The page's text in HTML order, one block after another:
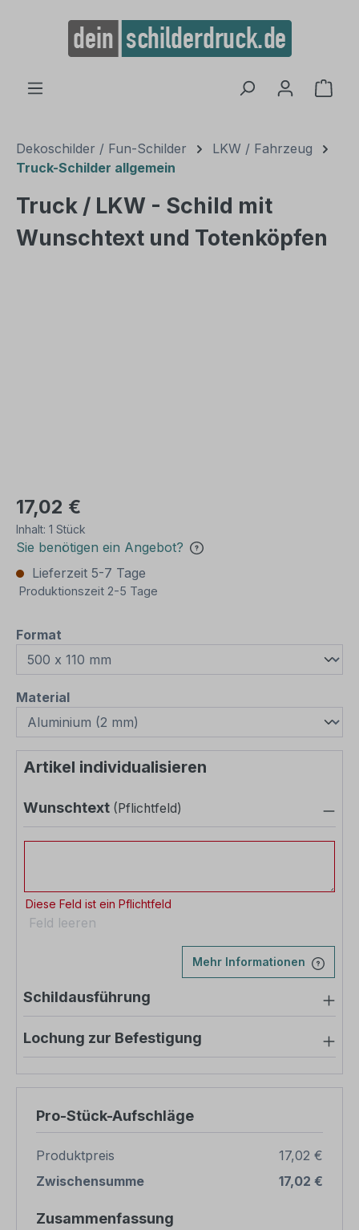
springen
Dekoschilder / Fun-Schilder
LKW / Fahrzeug
Truck-Schilder allgemein
Truck / LKW - Schild mit
Wunschtext und Totenköpfen
17,02 €
Inhalt: 1 Stück
Sie benötigen ein Angebot?
Lieferzeit 5-7 Tage
Produktionszeit 2-5 Tage
Format
Materialauswählen
Artikel individualisieren
Wunschtext (Pflichtfeld)
Diese Feld ist ein Pflichtfeld
Feld leeren
Mehr Informationen
Schildausführung
Lochung zur Befestigung
Pro-Stück-Aufschläge
Produktpreis
17,02 €
Zwischensumme
17,02 €
Zusammenfassung